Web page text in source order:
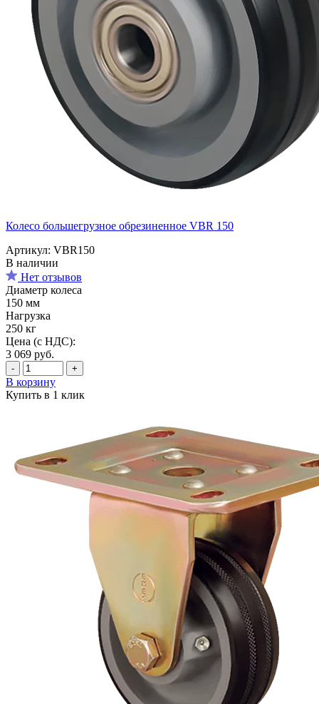
Колесо большегрузное обрезиненное VBR 150
Артикул: VBR150
В наличии
Нет отзывов
Диаметр колеса
150 мм
Нагрузка
250 кг
Цена (с НДС):
3 069 руб.
- +
В корзину
Купить в 1 клик